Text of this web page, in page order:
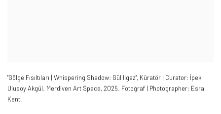
"Gölge Fısıltıları | Whispering Shadow: Gül Ilgaz", Küratör | Curator: İpek
Ulusoy Akgül. Merdiven Art Space, 2025. Fotoğraf | Photographer: Esra
Kent.